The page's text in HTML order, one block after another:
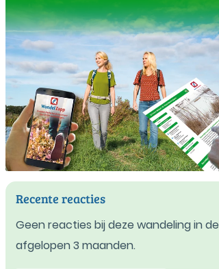
Recente reacties
Geen reacties bij deze wandeling in de
afgelopen 3 maanden.